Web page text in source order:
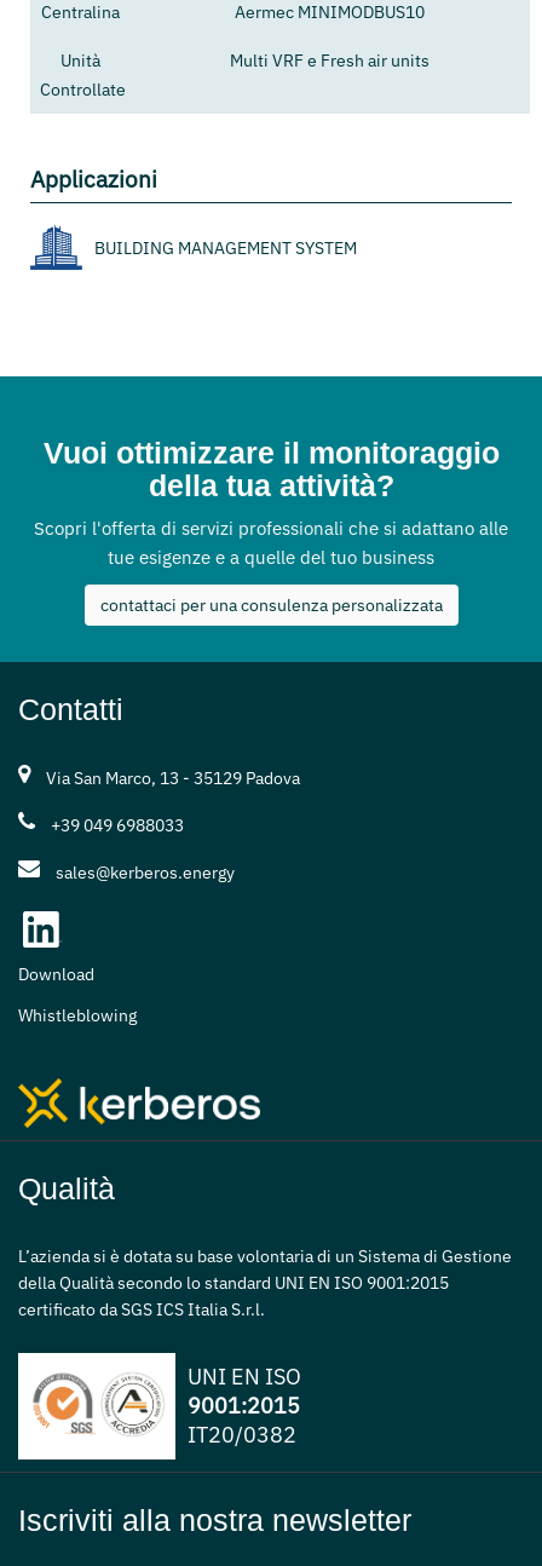
Centralina Aermec MINIMODBUS10
Unità
Controllate
Multi VRF e Fresh air units
Applicazioni
BUILDING MANAGEMENT SYSTEM
Vuoi ottimizzare il monitoraggio
della tua attività?
Scopri l'offerta di servizi professionali che si adattano alle
tue esigenze e a quelle del tuo business
contattaci per una consulenza personalizzata
Contatti
Via San Marco, 13 - 35129 Padova
+39 049 6988033
sales@kerberos.energy
Download
Whistleblowing
Qualità
L’azienda si è dotata su base volontaria di un Sistema di Gestione
della Qualità secondo lo standard UNI EN ISO 9001:2015
certificato da SGS ICS Italia S.r.l.
UNI EN ISO
9001:2015
IT20/0382
Iscriviti alla nostra newsletter